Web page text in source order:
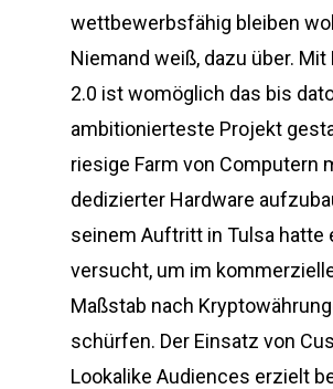
wettbewerbsfähig bleiben
Niemand weiß, dazu über. Mit
2.0 ist womöglich das bis
ambitionierteste Projekt
riesige Farm von Computern
dedizierter Hardware
seinem Auftritt in Tulsa hatte
versucht, um im
Maßstab nach
schürfen. Der Einsatz von
Lookalike Audiences erzielt